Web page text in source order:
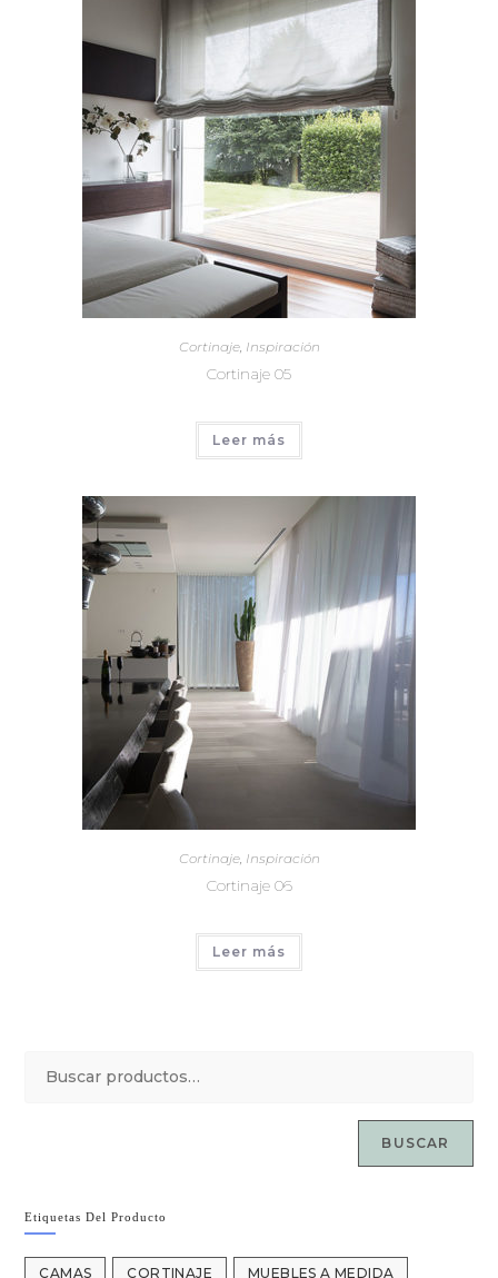
Cortinaje, Inspiración
Cortinaje 05
Leer más
Cortinaje, Inspiración
Cortinaje 06
Leer más
BUSCAR
Etiquetas Del Producto
CAMAS CORTINAJE MUEBLES A MEDIDA